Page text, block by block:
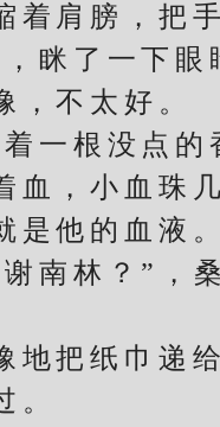
肩膀，把手
了一下眼
不太好。
根没点的
，小血珠
他的血液。
林？”，
把纸巾递
。